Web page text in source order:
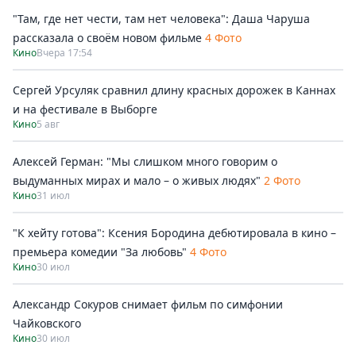
"Там, где нет чести, там нет человека": Даша Чаруша
рассказала о своём новом фильме 4 Фото
КиноВчера 17:54
Сергей Урсуляк сравнил длину красных дорожек в Каннах
и на фестивале в Выборге
Кино5 авг
Алексей Герман: "Мы слишком много говорим о
выдуманных мирах и мало – о живых людях" 2 Фото
Кино31 июл
"К хейту готова": Ксения Бородина дебютировала в кино –
премьера комедии "За любовь" 4 Фото
Кино30 июл
Александр Сокуров снимает фильм по симфонии
Чайковского
Кино30 июл